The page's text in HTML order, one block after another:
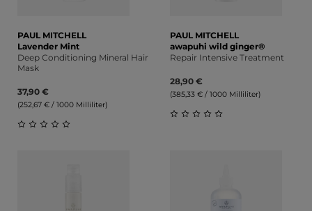
PAUL MITCHELL
Lavender Mint
Deep Conditioning Mineral Hair
Mask
37,90 €
(252,67 € / 1000 Milliliter)
PAUL MITCHELL
awapuhi wild ginger®
Repair Intensive Treatment
28,90 €
(385,33 € / 1000 Milliliter)